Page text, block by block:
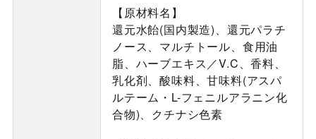
【原材料名】
還元水飴(国内製造)、還元パラチ
ノース、マルチトール、食用油
脂、ハーブエキス／V.C、香料、
乳化剤、酸味料、甘味料(アスパ
ルテーム・L-フェニルアラニン化
合物)、クチナシ色素